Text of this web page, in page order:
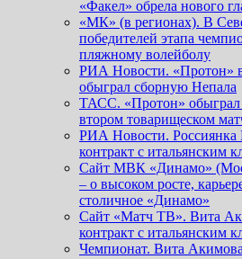
«Факел» обрела нового
«МК» (в регионах). В
победителей этапа
пляжному волейболу
РИА Новости. «Протон»
обыграл сборную Непала
ТАСС. «Протон»
втором товарищеском
РИА Новости. Россиянка
контракт с итальянским
Сайт МВК «Динамо»
– о высоком росте,
столичное «Динамо»
Сайт «Матч ТВ». Вита
контракт с итальянским
Чемпионат. Вита